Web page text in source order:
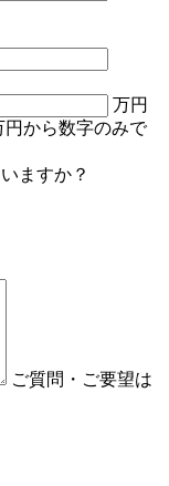
万円
から数字のみで
ますか？
ご質問・ご要望は